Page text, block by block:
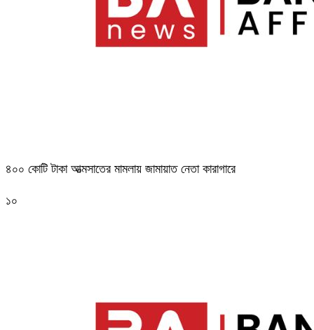
৪০০ কোটি টাকা আত্মসাতের মামলায় জামায়াত নেতা কারাগারে
১০